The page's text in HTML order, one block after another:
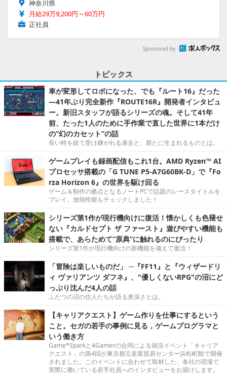
神奈川県
月給29万9,200円～60万円
正社員
Sponsored by
トピックス
車が変形してロボになった、でも『ルート16』だった
―41年ぶり完全新作『ROUTE16R』開発者インタビュ
ー。新旧スタッフが語るシリーズの魂。そして41年
前、たった1人のために手作業で直した世界に1本だけ
の“幻のカセット”の話
長い時を経て受け継がれる過去と、新たに生まれるものとは。
ゲームプレイも録画配信もこれ1台。AMD Ryzen™ AI
プロセッサ搭載の「G TUNE P5-A7G60BK-D」で『Fo
rza Horizon 6』の世界を駆け回る
ゲーム＆制作の拠点となるノートPCで話題のレースタイトルを
プレイ。放熱性能もチェックしました！
シリーズ第1作が現行機向けに復活！懐かしくも色褪せ
ない『カルドセプト ザ ファースト』遊びやすい機能も
搭載で、あらためて“原典”に触れるのにぴったり
シリーズ第1作が現行機向けの新機能を備えて復活！
「冒険は楽しいものだ」 ─『FF11』と『ウィザードリ
ィ ヴァリアンツ ダフネ』、"優しくないRPG"の沼にど
っぷり沈んだ4人の話
ふたつの沼の住人たちが語る奥深さとは。
【キャリアクエスト】ゲーム作りを仕事にするという
こと。セガの若手の事例に見る，ゲームプログラマと
いう働き方
Game*Sparkと4Gamerの合同による就活イベント「キャリア
クエスト」の第4回が東京都立産業貿易センター浜松町館で開催
されました。このイベントに合わせて取材した、各社の現場で
実際に働いている若手社員へのインタビューをお届けします。